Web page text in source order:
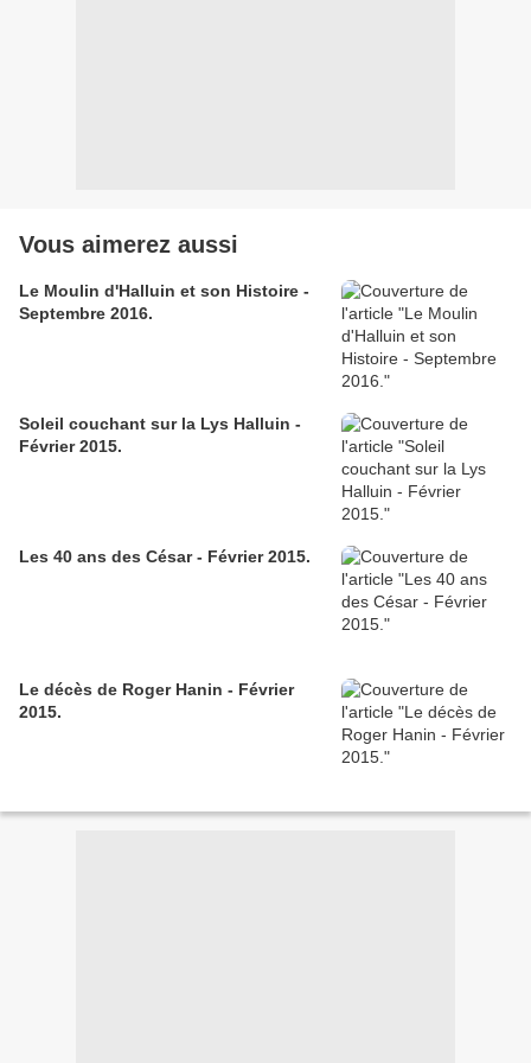
Vous aimerez aussi
Le Moulin d'Halluin et son Histoire -
Septembre 2016.
Soleil couchant sur la Lys Halluin -
Février 2015.
Les 40 ans des César - Février 2015.
Le décès de Roger Hanin - Février
2015.